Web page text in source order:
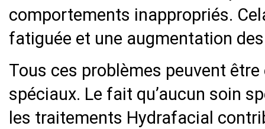
comportements inappropriés.
fatiguée et une augmentation
Tous ces problèmes peuvent
spéciaux. Le fait qu’aucun soin
les traitements Hydrafacial